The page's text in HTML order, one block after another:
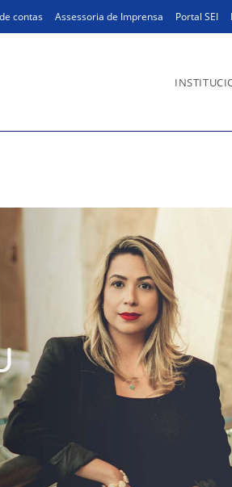
contas Assessoria de Imprensa Portal SEI